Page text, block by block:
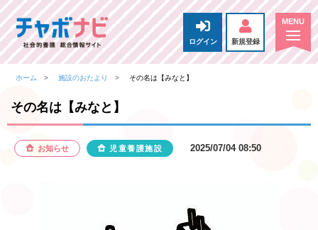
ログイン 新規登録
ホーム 施設のおたより その名は【みなと】
その名は【みなと】
お知らせ 児童養護施設 2025/07/04 08:50